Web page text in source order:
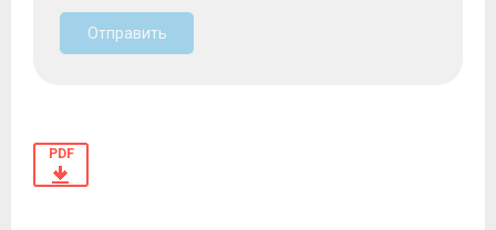
Отправить
PDF